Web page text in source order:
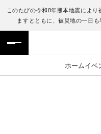
このたびの令和8年熊本地震によ
ますとともに、被災地の一日
ホームイベ
フロアガイド
施設案内・アクセス
ENGLISH
繁体字